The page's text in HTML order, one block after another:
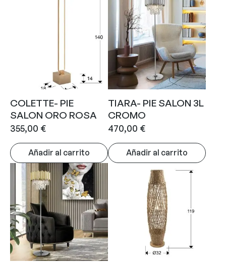
COLETTE- PIE
SALON ORO ROSA
355,00 €
Añadir al carrito
TIARA- PIE SALON 3L
CROMO
470,00 €
Añadir al carrito